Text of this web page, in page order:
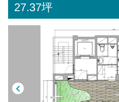
27.37坪